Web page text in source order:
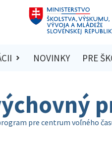
NOVINKY PRE
pre centrum voľného